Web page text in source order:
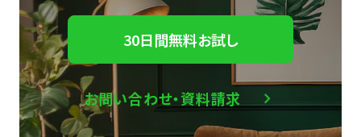
30日間無料お試し
お問い合わせ・資料請求